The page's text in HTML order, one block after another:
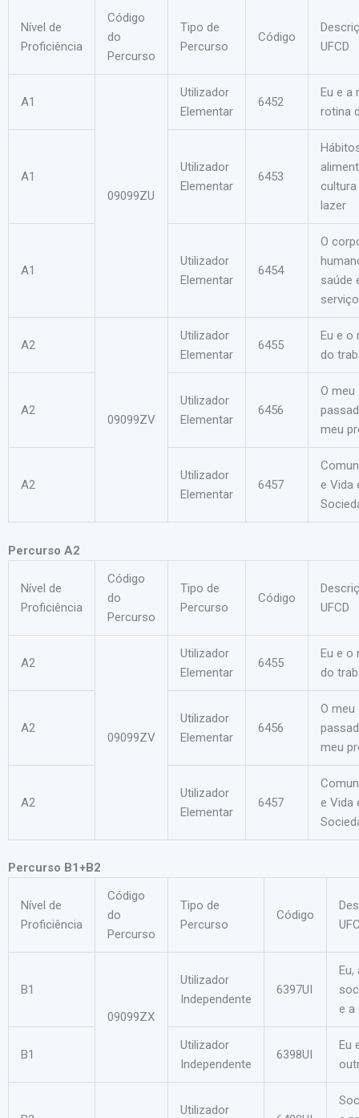
Nível de
Proficiência
Código
do
Percurso
Tipo de
Percurso
Código
UFCD
A1
09099ZU
Utilizador
Elementar
6452
Eu e a
rotina
A1
Utilizador
Elementar
6453
cultura
lazer
A1
Utilizador
Elementar
6454
O
saúde
A2
09099ZV
Utilizador
Elementar
6455
Eu e o
do
A2
Utilizador
Elementar
6456
O meu
meu
A2
Utilizador
Elementar
6457
e Vida
Percurso A2
Nível de
Proficiência
Código
do
Percurso
Tipo de
Percurso
Código
UFCD
A2
09099ZV
Utilizador
Elementar
6455
Eu e o
do
A2
Utilizador
Elementar
6456
O meu
meu
A2
Utilizador
Elementar
6457
e Vida
Percurso B1+B2
Nível de
Proficiência
Código
do
Percurso
Tipo de
Percurso
Código
B1
09099ZX
Utilizador
Independente
6397UI
Eu,
e a
B1
Utilizador
Independente
6398UI
Eu
Utilizador